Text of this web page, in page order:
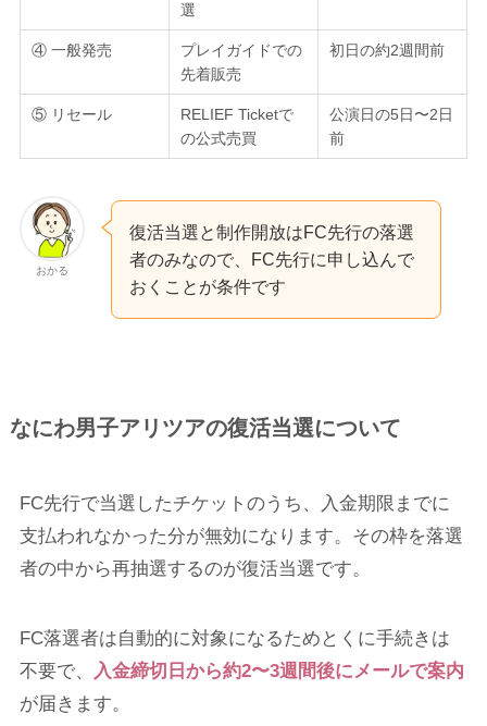
選
④ 一般発売
プレイガイドでの
先着販売
初日の約2週間前
⑤ リセール
RELIEF Ticketで
の公式売買
公演日の5日〜2日
前
おかる
復活当選と制作開放はFC先行の落選
者のみなので、FC先行に申し込んで
おくことが条件です
なにわ男子アリツアの復活当選について
FC先行で当選したチケットのうち、入金期限までに
支払われなかった分が無効になります。その枠を落選
者の中から再抽選するのが復活当選です。
FC落選者は自動的に対象になるためとくに手続きは
不要で、
入金締切日から約2〜3週間後にメールで案内
が届きます。